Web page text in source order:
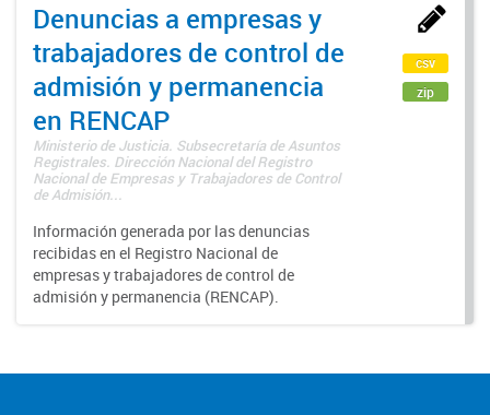
Denuncias a empresas y
trabajadores de control de
admisión y permanencia
en RENCAP
Ministerio de Justicia. Subsecretaría de Asuntos
Registrales. Dirección Nacional del Registro
Nacional de Empresas y Trabajadores de Control
de Admisión...
Información generada por las denuncias
recibidas en el Registro Nacional de
empresas y trabajadores de control de
admisión y permanencia (RENCAP).
csv
zip